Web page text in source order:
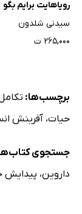
رویاهایت برایم بگو
سیدنی شلدون
۲۶۵,۰۰۰ ت
برچسب‌ها:
حیات، آفرینش
جستجوی
داروین، پیدایش